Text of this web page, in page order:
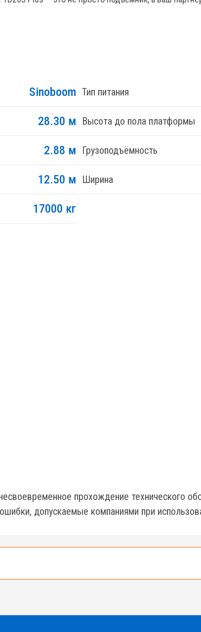
Sinoboom Тип питания
28.30 м Высота до пола платформы
2.88 м Грузоподъёмность
12.50 м Ширина
17000 кг
прохождение технического
допускаемые компаниями при